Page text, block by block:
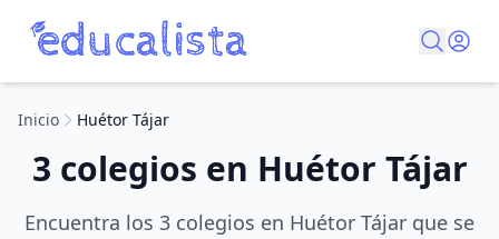
Inicio Huétor Tájar
3 colegios en Huétor Tájar
Encuentra los 3 colegios en Huétor Tájar que se